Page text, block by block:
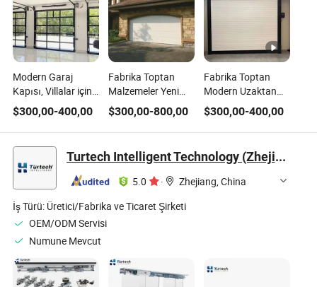
Modern Garaj
Kapısı, Villalar için
Premium Tasarım,
Otomatik Kapı,
Çağdaş Alüminyum
ve Şeffaf Cam
Garaj Kapısı,
Elektrikli Garaj
Kapıları
$300,00-400,00
Fabrika Toptan
Malzemeler Yeni
Gelenler Duvar
Anahtarı Fiyatı
Ayna Garaj Kapıları
Seksyonel Garaj
Kapıları Çelik Kapı
Alüminyum
Alaşımlı Kapı
$300,00-800,00
Fabrika Toptan
Modern Uzaktan
Kumandalı Rulo
Garaj Kapıları
Otomatik
Şutter Kapı
Motorlu Düşük
Fiyatlı Rulo Garaj
$300,00-400,00
Turtech Intelligent Technology (Zhejiang) Co., Ltd
5.0 ·
Zhejiang, China
İş Türü: Üretici/Fabrika ve Ticaret Şirketi
OEM/ODM Servisi
Numune Mevcut